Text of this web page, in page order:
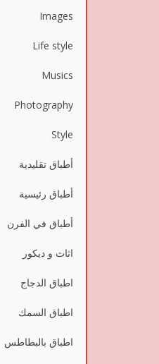
Images
Life style
Musics
Photography
Style
أطباق تقليدية
أطباق رئيسية
أطباق في الفرن
اثاث و ديكور
اطباق الدجاج
اطباق السمك
اطباق بالبطاطس